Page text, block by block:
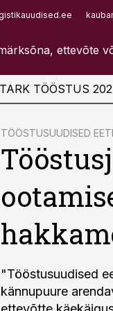
TARK TÖÖSTUS
TÖÖSTUSUUDISED
"Tööstusuudised
kännupuure